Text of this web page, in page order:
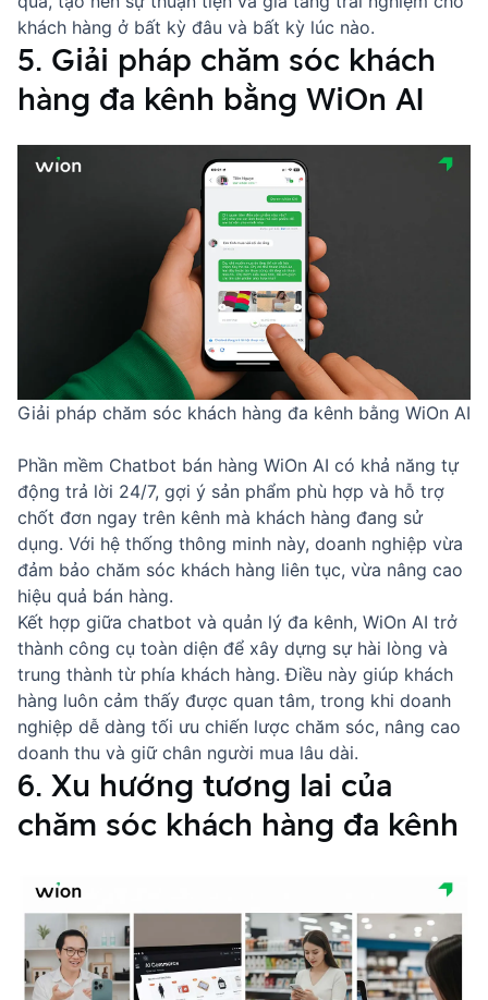
khách hàng ở bất kỳ đâu và bất kỳ lúc nào.
5. Giải pháp chăm sóc khách
hàng đa kênh bằng WiOn AI
Giải pháp chăm sóc khách hàng đa kênh bằng WiOn AI
Phần mềm Chatbot bán hàng WiOn AI có khả năng tự
động trả lời 24/7, gợi ý sản phẩm phù hợp và hỗ trợ
chốt đơn ngay trên kênh mà khách hàng đang sử
dụng. Với hệ thống thông minh này, doanh nghiệp vừa
đảm bảo chăm sóc khách hàng liên tục, vừa nâng cao
hiệu quả bán hàng.
Kết hợp giữa chatbot và quản lý đa kênh, WiOn AI trở
thành công cụ toàn diện để xây dựng sự hài lòng và
trung thành từ phía khách hàng. Điều này giúp khách
hàng luôn cảm thấy được quan tâm, trong khi doanh
nghiệp dễ dàng tối ưu chiến lược chăm sóc, nâng cao
doanh thu và giữ chân người mua lâu dài.
6. Xu hướng tương lai của
chăm sóc khách hàng đa kênh